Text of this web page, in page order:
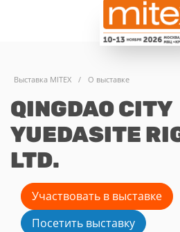
Выставка MITEX / О выставке
QINGDAO CITY
YUEDASITE
LTD.
Участвовать в выставке
Посетить выставку